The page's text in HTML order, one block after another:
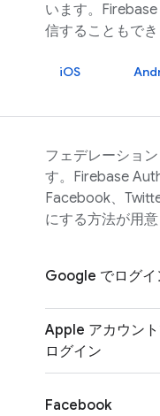
います。
信することもでき
iOS
フェデレーショ
す。 Firebase
Facebook、
にする方法が用意
Google でログイ
Apple アカウン
ログイン
Facebook